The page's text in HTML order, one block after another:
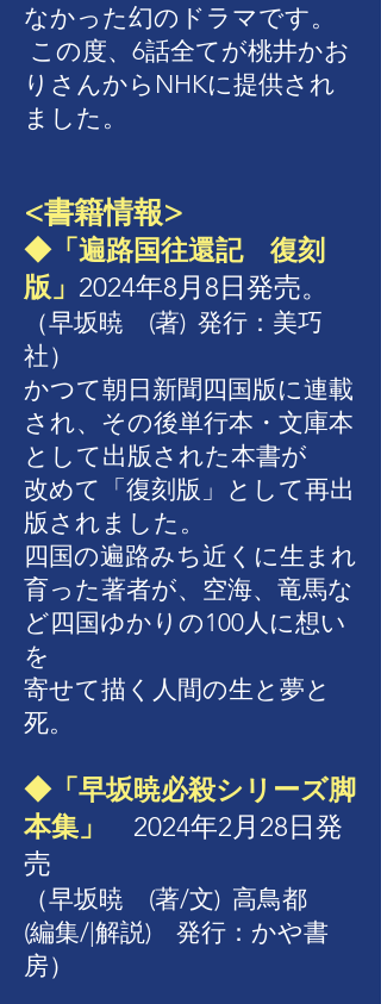
なかった幻のドラマです。
この度、6話全てが桃井かお
りさんからNHKに提供され
ました。
<書籍情報>
◆「遍路国往還記 復刻
版」 2024年8月8日発売。
（早坂暁 (著) 発行： 美巧
社）
かつて朝日新聞四国版に連載
され、その後単行本・文庫本
として出版された本書が
改めて「復刻版」として再出
版されました。
四国の遍路みち近くに生まれ
育った著者が、空海、竜馬な
ど四国ゆかりの100人に想い
を
寄せて描く人間の生と夢と
死。
◆「早坂暁必殺シリーズ脚
本集」
2024年2月28日発
売
（早坂暁 (著/文) 高鳥都
(編集/|解説) 発行： かや書
房）